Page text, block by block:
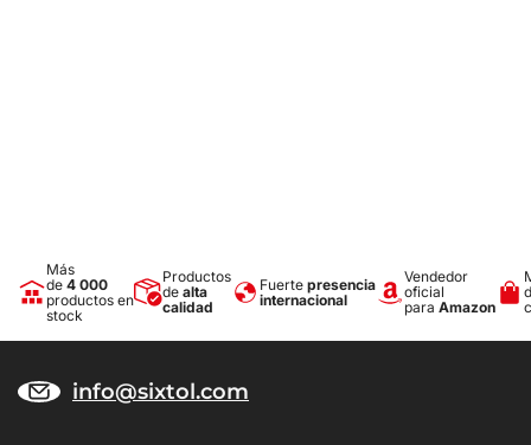
Diseño
El diseño moderno garantiza un uso sin problemas y un aspecto
Más
de 4 000
productos en
stock
Productos
de alta
calidad
Fuerte presencia
internacional
Vendedor
oficial
para Amazon
info@sixtol.com